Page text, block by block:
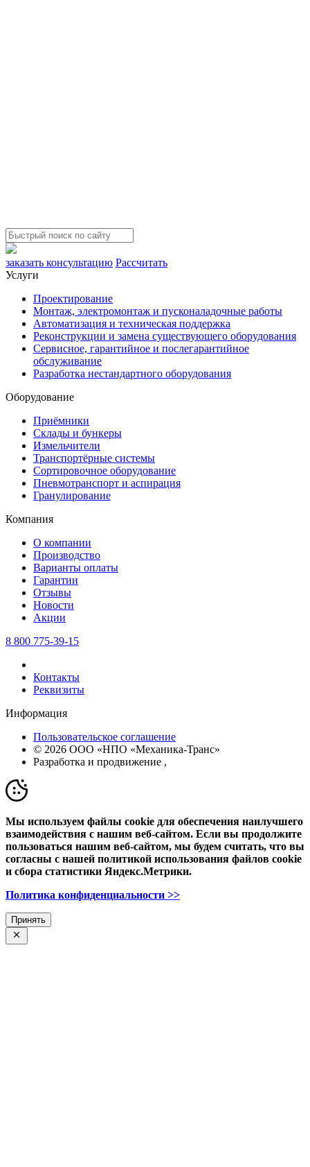
заказать консультацию Рассчитать
Услуги
Проектирование
Монтаж, электромонтаж и пусконаладочные работы
Автоматизация и техническая поддержка
Реконструкции и замена существующего оборудования
Сервисное, гарантийное и послегарантийное
обслуживание
Разработка нестандартного оборудования
Оборудование
Приёмники
Склады и бункеры
Измельчители
Транспортёрные системы
Сортировочное оборудование
Пневмотранспорт и аспирация
Гранулирование
Компания
О компании
Производство
Варианты оплаты
Гарантии
Отзывы
Новости
Акции
8 800 775-39-15
Контакты
Реквизиты
Информация
Пользовательское соглашение
© 2026 ООО «НПО «Механика-Транс»
Разработка и продвижение ,
Мы используем файлы cookie для обеспечения наилучшего
взаимодействия с нашим веб-сайтом. Если вы продолжите
пользоваться нашим веб-сайтом, мы будем считать, что вы
согласны с нашей политикой использования файлов cookie
и сбора статистики Яндекс.Метрики.
Политика конфиденциальности >>
Принять